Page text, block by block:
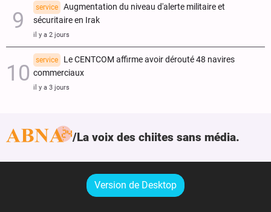
service
Augmentation du niveau d'alerte militaire et
sécuritaire en Irak
il y a 2 jours
service
Le CENTCOM affirme avoir dérouté 48 navires
commerciaux
il y a 3 jours
La voix des chiites sans média.
Version de Desktop